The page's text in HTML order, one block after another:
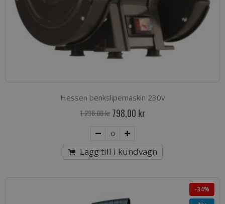
Hessen benkslipemaskin 230v
1 298,00 kr Special
Price
798,00 kr
Lägg till i kundvagn
-34%